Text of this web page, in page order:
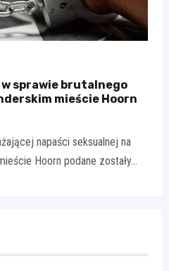
sprawie brutalnego
mieście Hoorn
napaści seksualnej na
Hoorn podane zostały…